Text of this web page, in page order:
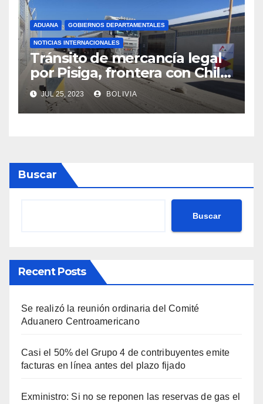
ADUANA GOBIERNOS DEPARTAMENTALES
NOTICIAS INTERNACIONALES
Tránsito de mercancía legal
por Pisiga, frontera con Chile,
crece en 42% a junio de este
año
JUL 25, 2023 BOLIVIA
Buscar
Buscar
Recent Posts
Se realizó la reunión ordinaria del Comité
Aduanero Centroamericano
Casi el 50% del Grupo 4 de contribuyentes emite
facturas en línea antes del plazo fijado
Exministro: Si no se reponen las reservas de gas el